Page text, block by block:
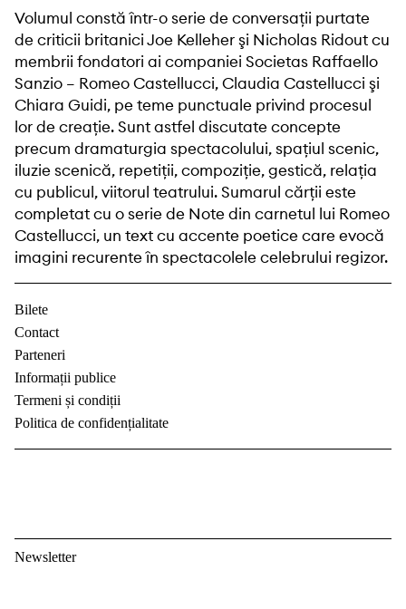
Volumul constă într-o serie de conversaţii purtate
de criticii britanici Joe Kelleher şi Nicholas Ridout cu
membrii fondatori ai companiei Societas Raffaello
Sanzio – Romeo Castellucci, Claudia Castellucci şi
Chiara Guidi, pe teme punctuale privind procesul
lor de creaţie. Sunt astfel discutate concepte
precum dramaturgia spectacolului, spaţiul scenic,
iluzie scenică, repetiţii, compoziţie, gestică, relaţia
cu publicul, viitorul teatrului. Sumarul cărţii este
completat cu o serie de Note din carnetul lui Romeo
Castellucci, un text cu accente poetice care evocă
imagini recurente în spectacolele celebrului regizor.
Bilete
Contact
Parteneri
Informații publice
Termeni și condiții
Politica de confidențialitate
Newsletter